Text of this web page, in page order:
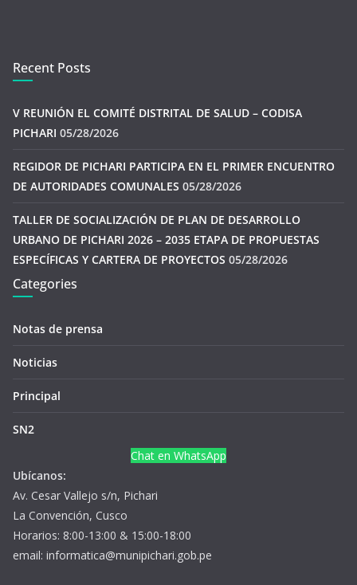
Recent Posts
V REUNIÓN EL COMITÉ DISTRITAL DE SALUD – CODISA
PICHARI 05/28/2026
REGIDOR DE PICHARI PARTICIPA EN EL PRIMER ENCUENTRO
DE AUTORIDADES COMUNALES 05/28/2026
TALLER DE SOCIALIZACIÓN DE PLAN DE DESARROLLO
URBANO DE PICHARI 2026 – 2035 ETAPA DE PROPUESTAS
ESPECÍFICAS Y CARTERA DE PROYECTOS 05/28/2026
Categories
Notas de prensa
Noticias
Principal
SN2
Chat en WhatsApp
Ubícanos:
Av. Cesar Vallejo s/n, Pichari
La Convención, Cusco
Horarios: 8:00-13:00 & 15:00-18:00
email: informatica@munipichari.gob.pe